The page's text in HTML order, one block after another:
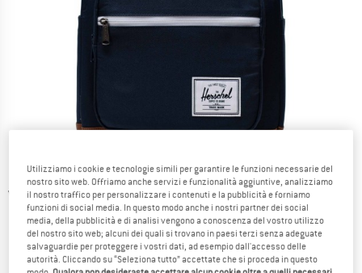
Viste dettagliate
Utilizziamo i cookie e tecnologie simili per garantire le funzioni necessarie del
nostro sito web. Offriamo anche servizi e funzionalità aggiuntive, analizziamo
il nostro traffico per personalizzare i contenuti e la pubblicità e forniamo
funzioni di social media. In questo modo anche i nostri partner dei social
media, della pubblicità e di analisi vengono a conoscenza del vostro utilizzo
del nostro sito web; alcuni dei quali si trovano in paesi terzi senza adeguate
salvaguardie per proteggere i vostri dati, ad esempio dall'accesso delle
autorità. Cliccando su “Seleziona tutto” accettate che si proceda in questo